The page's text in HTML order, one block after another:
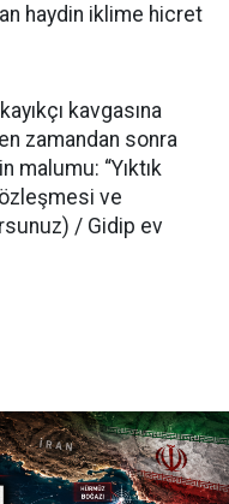
haydin iklime hicret
kavgasına
zamandan sonra
“Yıktık
ve
/ Gidip ev